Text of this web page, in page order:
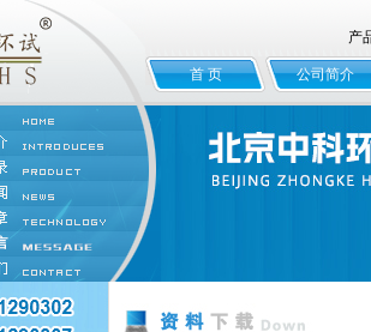
产
首 页 公司简介